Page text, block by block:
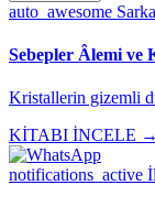
auto_awesome
Sebepler Âlemi ve
Kristallerin gizemli
KİTABI İNCELE →
notifications_active